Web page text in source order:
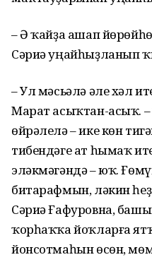
– Ә ҡайҙа ашап
Сәриә уңайһыҙланып
– Ул мәсьәлә әле хәл
Марат асыҡтан-асыҡ. –
өйрәлелә – ике көн
тибендәге ат һымаҡ
эләкмәгәндә – юҡ.
битарафмын, ләкин
Сәриә Ғафуровна,
ҡорһаҡҡа йоҡларға
йонсотмаһын өсөн,